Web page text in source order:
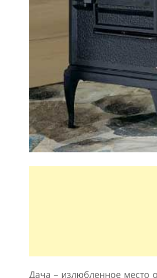
Дача – излюбленное место